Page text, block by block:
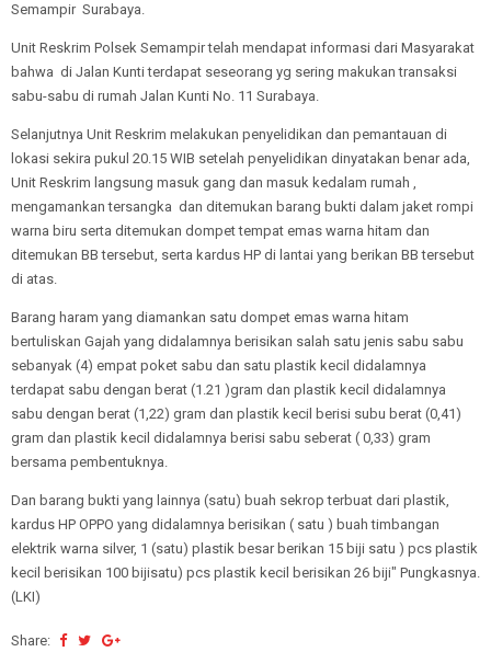
Semampir Surabaya.
Unit Reskrim Polsek Semampir telah mendapat informasi dari Masyarakat
bahwa di Jalan Kunti terdapat seseorang yg sering makukan transaksi
sabu-sabu di rumah Jalan Kunti No. 11 Surabaya.
Selanjutnya Unit Reskrim melakukan penyelidikan dan pemantauan di
lokasi sekira pukul 20.15 WIB setelah penyelidikan dinyatakan benar ada,
Unit Reskrim langsung masuk gang dan masuk kedalam rumah ,
mengamankan tersangka dan ditemukan barang bukti dalam jaket rompi
warna biru serta ditemukan dompet tempat emas warna hitam dan
ditemukan BB tersebut, serta kardus HP di lantai yang berikan BB tersebut
di atas.
Barang haram yang diamankan satu dompet emas warna hitam
bertuliskan Gajah yang didalamnya berisikan salah satu jenis sabu sabu
sebanyak (4) empat poket sabu dan satu plastik kecil didalamnya
terdapat sabu dengan berat (1.21 )gram dan plastik kecil didalamnya
sabu dengan berat (1,22) gram dan plastik kecil berisi subu berat (0,41)
gram dan plastik kecil didalamnya berisi sabu seberat ( 0,33) gram
bersama pembentuknya.
Dan barang bukti yang lainnya (satu) buah sekrop terbuat dari plastik,
kardus HP OPPO yang didalamnya berisikan ( satu ) buah timbangan
elektrik warna silver, 1 (satu) plastik besar berikan 15 biji satu ) pcs plastik
kecil berisikan 100 bijisatu) pcs plastik kecil berisikan 26 biji" Pungkasnya.
(LKI)
Share: